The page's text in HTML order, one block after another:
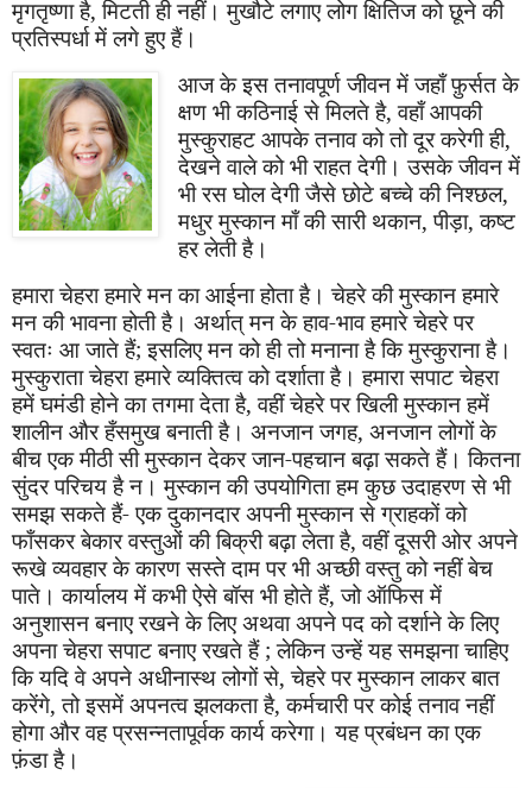
मृगतृष्णा है,मिटती ही नहीं। मुखौटे लगाएलोग क्षितिज को छूने की
प्रतिस्पर्धा में लगे हुए हैं।
आज के इस तनावपूर्ण जीवन में जहाँ फ़ुर्सत के
क्षण भी कठिनाई से मिलते है, वहाँ आपकी
मुस्कुराहट आपके तनाव को तो दूर करेगी ही,
देखने वाले को भी राहत देगी। उसके जीवन में
भी रस घोल देगी जैसे छोटे बच्चे की निश्छल,
मधुर मुस्कान माँ की सारी थकान, पीड़ा,कष्ट
हर लेती है।
हमारा चेहरा हमारे मन का आईना होता है। चेहरे की मुस्कान हमारे
मन की भावना होती है। अर्थात् मन के हाव-भाव हमारे चेहरे पर
स्वतः आ जाते हैं; इसलिएमन को ही तो मनाना है कि मुस्कुराना है।
मुस्कुराता चेहरा हमारे व्यक्तित्व को दर्शाता है। हमारा सपाट चेहरा
हमें घमंडी होने का तगमा देता है,वहीं चेहरे पर खिली मुस्कान हमें
शालीन और हँसमुख बनाती है। अनजान जगह, अनजान लोगों के
बीच एक मीठी सी मुस्कान देकर जान-पहचान बढ़ा सकते हैं। कितना
सुंदर परिचय है न। मुस्कान की उपयोगिता हम कुछ उदाहरण से भी
समझ सकते हैं- एक दुकानदार अपनी मुस्कान से ग्राहकों को
फाँसकर बेकार वस्तुओं की बिक्री बढ़ा लेता है, वहीं दूसरी ओर अपने
रूखे व्यवहार के कारण सस्ते दाम पर भी अच्छी वस्तु को नहीं बेच
पाते। कार्यालय में कभी ऐसे बॉस भी होते हैं,जो ऑफिस में
अनुशासन बनाए रखने के लिए अथवा अपने पद को दर्शाने के लिए
अपना चेहरा सपाट बनाए रखते हैं ;लेकिन उन्हें यह समझना चाहिए
कि यदि वे अपने अधीनास्थ लोगों से, चेहरे पर मुस्कान लाकर बात
करेंगे, तो इसमें अपनत्व झलकता है, कर्मचारी पर कोई तनाव नहीं
होगा और वह प्रसन्नतापूर्वक कार्य करेगा। यह प्रबंधन का एक
फ़ंडा है।